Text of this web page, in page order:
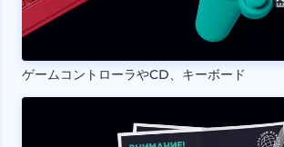
ゲームコントローラやCD、キーボード